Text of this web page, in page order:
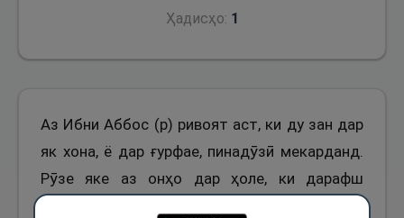
Ҳадисҳо: 1
Аз Ибни Аббос (р) ривоят аст, ки ду зан дар
як хона, ё дар ғурфае, пинадӯзӣ мекарданд.
Рӯзе яке аз онҳо дар ҳоле, ки дарафш